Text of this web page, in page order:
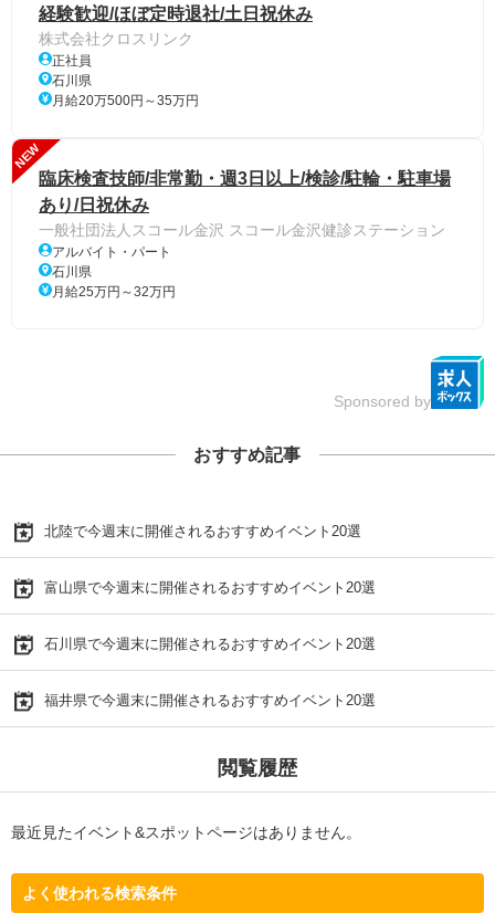
経験歓迎/ほぼ定時退社/土日祝休み
株式会社クロスリンク
正社員
石川県
月給20万500円～35万円
NEW
臨床検査技師/非常勤・週3日以上/検診/駐輪・駐車場
あり/日祝休み
一般社団法人スコール金沢 スコール金沢健診ステーション
アルバイト・パート
石川県
月給25万円～32万円
Sponsored by
おすすめ記事
北陸で今週末に開催されるおすすめイベント20選
富山県で今週末に開催されるおすすめイベント20選
石川県で今週末に開催されるおすすめイベント20選
福井県で今週末に開催されるおすすめイベント20選
閲覧履歴
最近見たイベント&スポットページはありません。
よく使われる検索条件